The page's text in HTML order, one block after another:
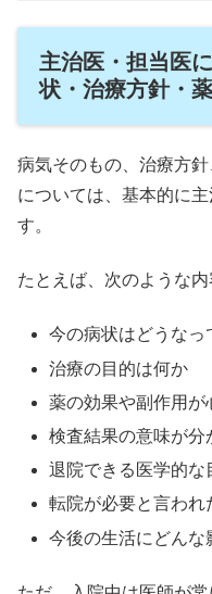
主治医・担当医
状・治療方針・
病気そのもの、治療方
については、基本的に
す。
たとえば、次のような内
今の病状はどうなっ
治療の目的は何か
薬の効果や副作用が
検査結果の意味が分
退院できる医学的な
転院が必要と言われ
今後の生活にどんな